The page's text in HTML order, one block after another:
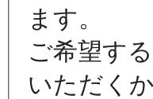
ます。
ご希望す
いただくか